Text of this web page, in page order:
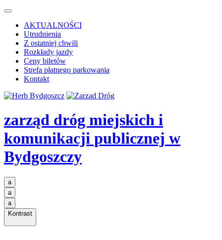
AKTUALNOŚCI
Utrudnienia
Z ostatniej chwili
Rozkłady jazdy
Ceny biletów
Strefa płatnego parkowania
Kontakt
zarząd dróg miejskich i
komunikacji publicznej w
Bydgoszczy
a
a
a
Kontrast